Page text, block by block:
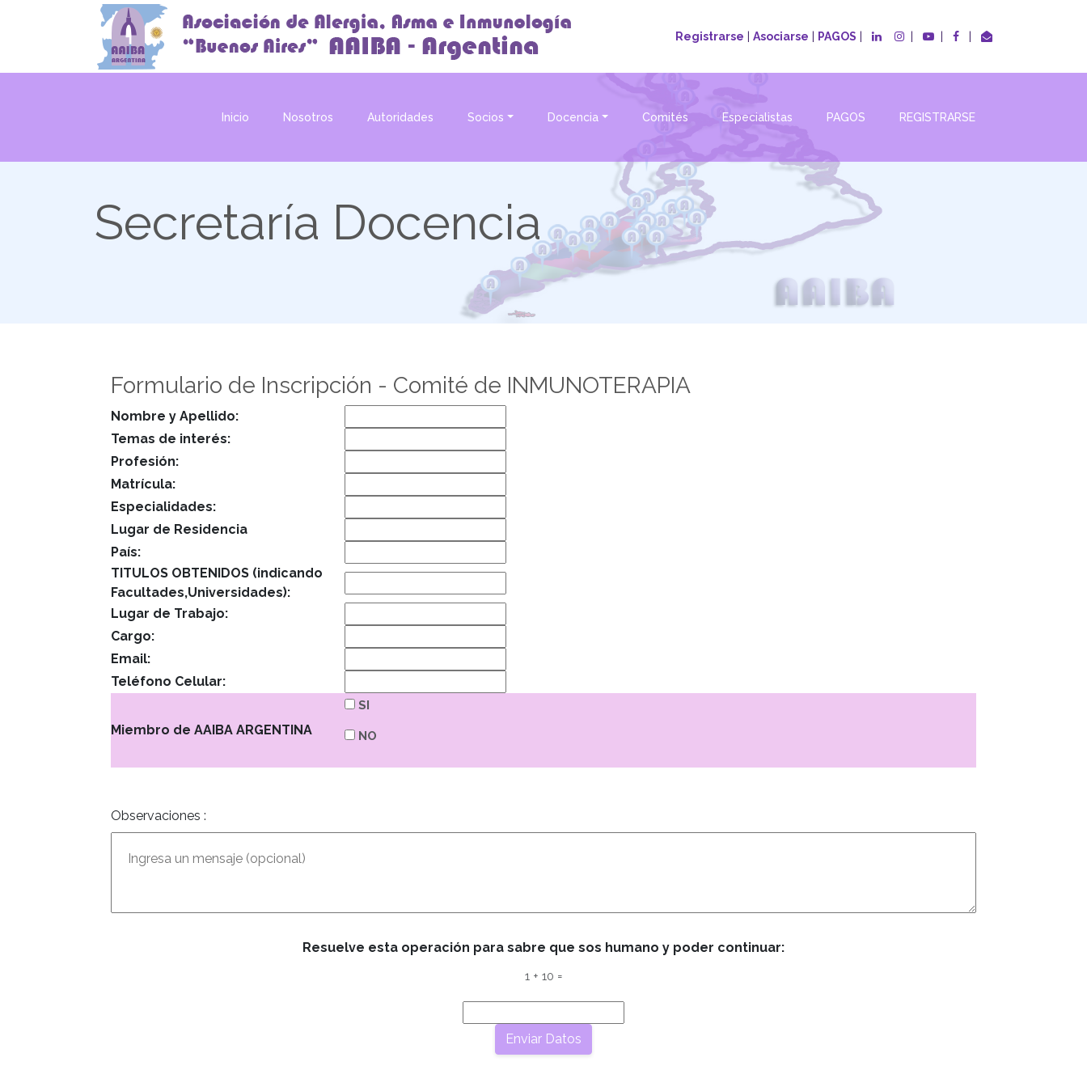
Registrarse | Asociarse | PAGOS | | | |
Inicio Nosotros Autoridades (current)Socios Docencia Comités Especialistas PAGOS REGISTRARSE
Secretaría Docencia
Formulario de Inscripción - Comité de INMUNOTERAPIA
Nombre y Apellido:
Temas de interés:
Profesión:
Matrícula:
Especialidades:
Lugar de Residencia
País:
TITULOS OBTENIDOS (indicando
Facultades,Universidades):
Lugar de Trabajo:
Cargo:
Email:
Teléfono Celular:
Miembro de AAIBA ARGENTINA
SI
NO
Observaciones :
Resuelve esta operación para sabre que sos humano y poder continuar:
1 + 10 =
Enviar Datos